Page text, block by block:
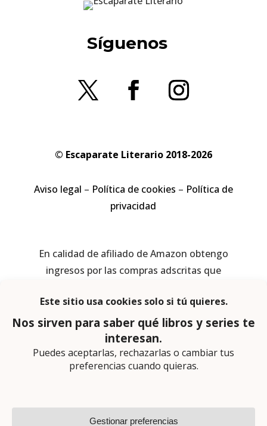
Síguenos
© Escaparate Literario 2018-2026
Aviso legal – Política de cookies – Política de
privacidad
En calidad de afiliado de Amazon obtengo
ingresos por las compras adscritas que
Página web diseñada por